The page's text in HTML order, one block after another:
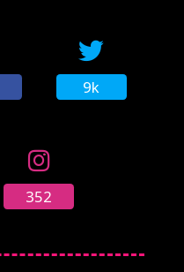
9k
352